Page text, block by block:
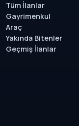
Tüm İlanlar
Gayrimenkul
Araç
Yakında Bitenler
Geçmiş İlanlar